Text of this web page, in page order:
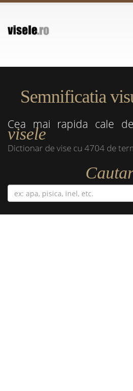
Semnificatia
Cea mai rapida cale
visele
Dictionar de vise cu 4704 de